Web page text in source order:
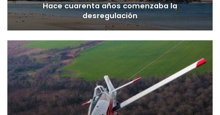
Hace cuarenta años comenzaba la
desregulación